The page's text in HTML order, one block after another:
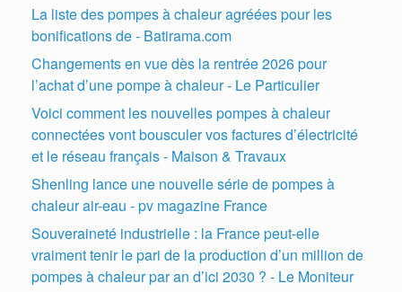
La liste des pompes à chaleur agréées pour les
bonifications de - Batirama.com
Changements en vue dès la rentrée 2026 pour
l’achat d’une pompe à chaleur - Le Particulier
Voici comment les nouvelles pompes à chaleur
connectées vont bousculer vos factures d’électricité
et le réseau français - Maison & Travaux
Shenling lance une nouvelle série de pompes à
chaleur air-eau - pv magazine France
Souveraineté industrielle : la France peut-elle
vraiment tenir le pari de la production d’un million de
pompes à chaleur par an d’ici 2030 ? - Le Moniteur